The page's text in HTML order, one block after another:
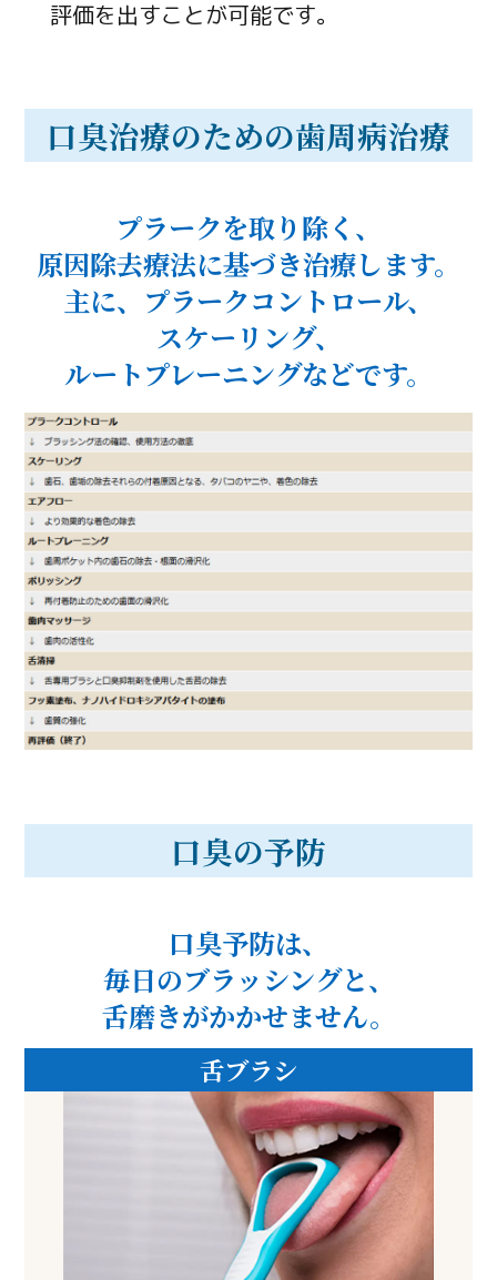
評価を出すことが可能です。
口臭治療のための歯周病治療
プラークを取り除く、
原因除去療法に基づき治療します。
主に、 プラークコントロール、
スケーリング、
ルートプレーニングなどです。
口臭の予防
口臭予防は、
毎日のブラッシングと、
舌磨きがかかせません。
舌ブラシ